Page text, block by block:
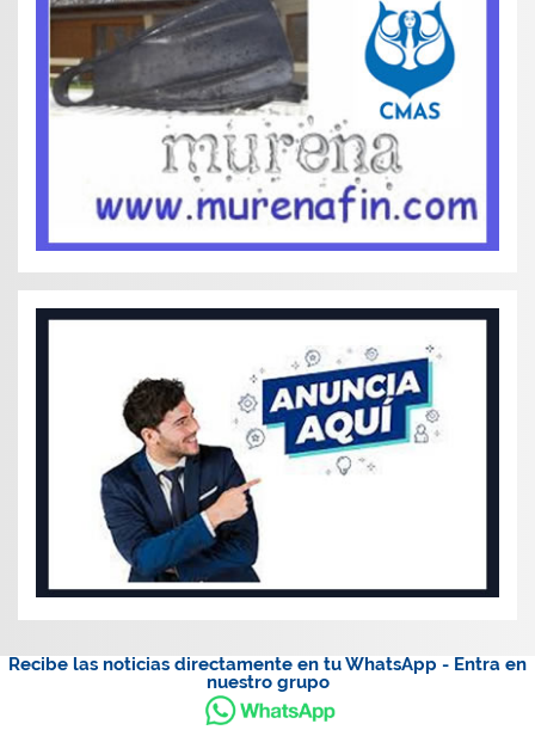
Recibe las noticias directamente en tu WhatsApp - Entra en
nuestro grupo